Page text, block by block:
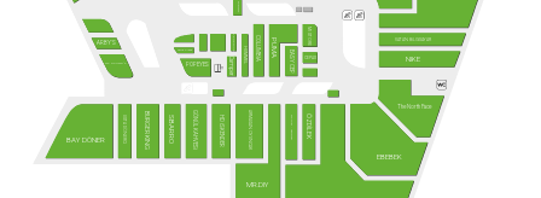
ARBY'S
ARMAĞAN OYUNCAK
BAY DÖNER BURGER KING
CEPAX
COLUMBIA EASY CEP
EBEBEK
MCLUB - Yakında!
FENERIUM
GÖNÜL KAHVESİ HD İSKENDER
HUMMEL
MC DONALD´S
MI STORE
NIKE
ÖZDİLEK
MR.DIY
POPEYES
PUMA
SBARRO
USTA DÖNERCİ
VATAN BİLGİSAYAR
The North Face
Camper
SUBWAY
Terra Pizza